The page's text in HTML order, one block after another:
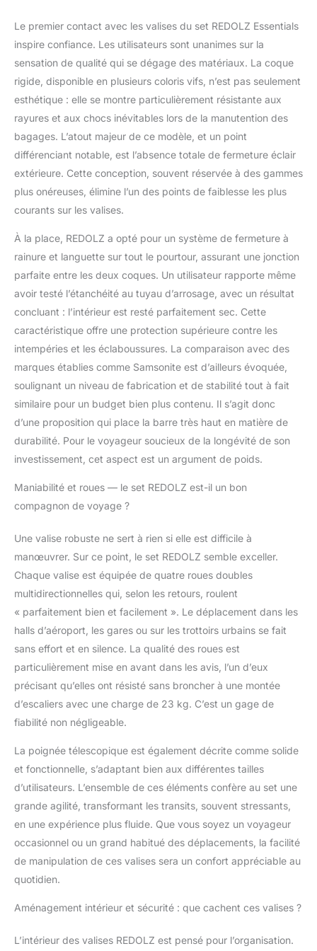
de verrouillage intégré
pour sécuriser vos
affaires lors de vos
voyages. CONFORT —
réglable pour s’adapter
à votre taille et faciliter
le transport.
Le premier contact avec les valises du set REDOLZ Essentials
inspire confiance. Les utilisateurs sont unanimes sur la
sensation de qualité qui se dégage des matériaux. La coque
rigide, disponible en plusieurs coloris vifs, n’est pas seulement
esthétique : elle se montre particulièrement résistante aux
rayures et aux chocs inévitables lors de la manutention des
bagages. L’atout majeur de ce modèle, et un point
différenciant notable, est l’absence totale de fermeture éclair
extérieure. Cette conception, souvent réservée à des gammes
plus onéreuses, élimine l’un des points de faiblesse les plus
courants sur les valises.
À la place, REDOLZ a opté pour un système de fermeture à
rainure et languette sur tout le pourtour, assurant une jonction
parfaite entre les deux coques. Un utilisateur rapporte même
avoir testé l’étanchéité au tuyau d’arrosage, avec un résultat
concluant : l’intérieur est resté parfaitement sec. Cette
caractéristique offre une protection supérieure contre les
intempéries et les éclaboussures. La comparaison avec des
marques établies comme Samsonite est d’ailleurs évoquée,
soulignant un niveau de fabrication et de stabilité tout à fait
similaire pour un budget bien plus contenu. Il s’agit donc
d’une proposition qui place la barre très haut en matière de
durabilité. Pour le voyageur soucieux de la longévité de son
investissement, cet aspect est un argument de poids.
Maniabilité et roues — le set REDOLZ est-il un bon
compagnon de voyage ?
Une valise robuste ne sert à rien si elle est difficile à
manœuvrer. Sur ce point, le set REDOLZ semble exceller.
Chaque valise est équipée de quatre roues doubles
multidirectionnelles qui, selon les retours, roulent
« parfaitement bien et facilement ». Le déplacement dans les
halls d’aéroport, les gares ou sur les trottoirs urbains se fait
sans effort et en silence. La qualité des roues est
particulièrement mise en avant dans les avis, l’un d’eux
précisant qu’elles ont résisté sans broncher à une montée
d’escaliers avec une charge de 23 kg. C’est un gage de
fiabilité non négligeable.
La poignée télescopique est également décrite comme solide
et fonctionnelle, s’adaptant bien aux différentes tailles
d’utilisateurs. L’ensemble de ces éléments confère au set une
grande agilité, transformant les transits, souvent stressants,
en une expérience plus fluide. Que vous soyez un voyageur
occasionnel ou un grand habitué des déplacements, la facilité
de manipulation de ces valises sera un confort appréciable au
quotidien.
Aménagement intérieur et sécurité : que cachent ces valises ?
L’intérieur des valises REDOLZ est pensé pour l’organisation.